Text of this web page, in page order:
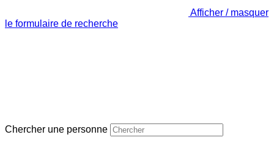
Afficher / masquer
le formulaire de recherche
Chercher une personne